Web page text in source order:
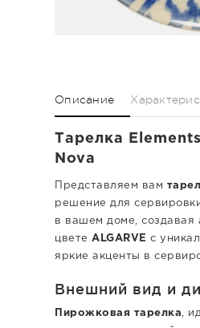
Описание
Тарелка
Nova
Представляем вам
решение для
в вашем доме, создавая
цвете ALGARVE с
яркие акценты в
Внешний вид и
Пирожковая тарелка ,